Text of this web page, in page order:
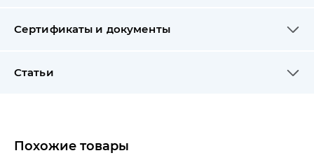
Сертификаты и документы
Статьи
Похожие товары